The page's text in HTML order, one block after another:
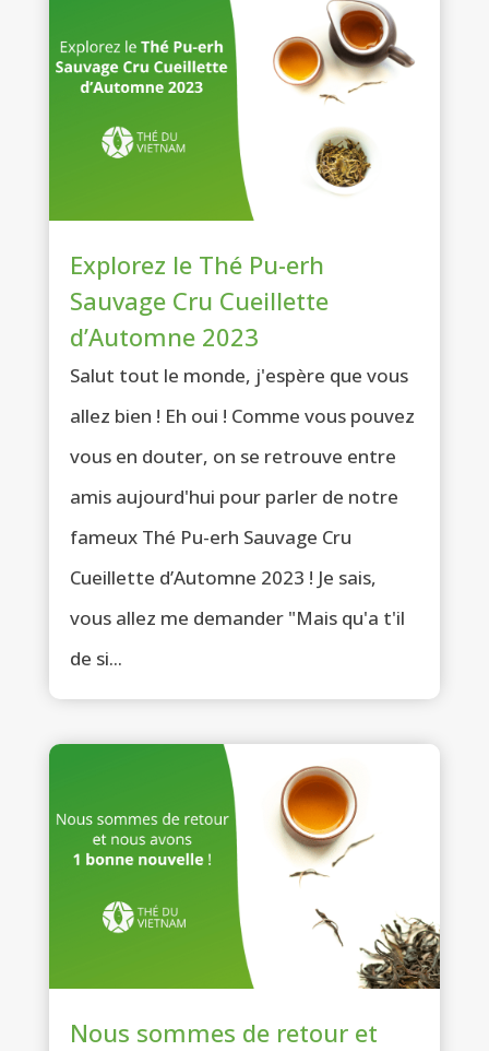
Explorez le Thé Pu-erh
Sauvage Cru Cueillette
d’Automne 2023
Salut tout le monde, j'espère que vous
allez bien ! Eh oui ! Comme vous pouvez
vous en douter, on se retrouve entre
amis aujourd'hui pour parler de notre
fameux Thé Pu-erh Sauvage Cru
Cueillette d’Automne 2023 ! Je sais,
vous allez me demander "Mais qu'a t'il
de si...
Nous sommes de retour et